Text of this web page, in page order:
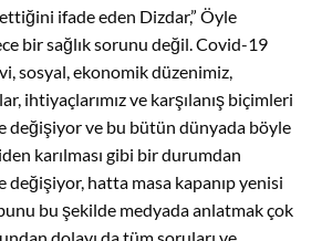
ifade eden Dizdar,” Öyle
bir sağlık sorunu değil. Covid-19
sosyal, ekonomik düzenimiz,
ihtiyaçlarımız ve karşılanış biçimleri
değişiyor ve bu bütün dünyada böyle
karılması gibi bir durumdan
değişiyor, hatta masa kapanıp yenisi
bunu bu şekilde medyada anlatmak çok
dolayı da tüm soruları ve